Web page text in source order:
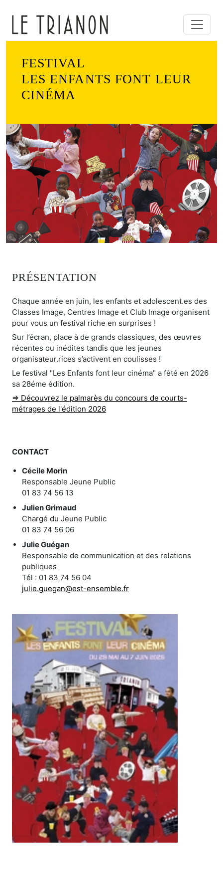
FESTIVAL
LES ENFANTS FONT LEUR
CINÉMA
PRÉSENTATION
Chaque année en juin, les enfants et adolescent.es des
Classes Image, Centres Image et Club Image organisent
pour vous un festival riche en surprises !
Sur l’écran, place à de grands classiques, des œuvres
récentes ou inédites tandis que les jeunes
organisateur.rices s’activent en coulisses !
Le festival "Les Enfants font leur cinéma" a fêté en 2026
sa 28éme édition.
=> Découvrez le palmarès du concours de courts-
métrages de l'édition 2026
CONTACT
Cécile Morin
Responsable Jeune Public
01 83 74 56 13
Julien Grimaud
Chargé du Jeune Public
01 83 74 56 06
Julie Guégan
Responsable de communication et des relations
publiques
Tél : 01 83 74 56 04
julie.guegan@est-ensemble.fr